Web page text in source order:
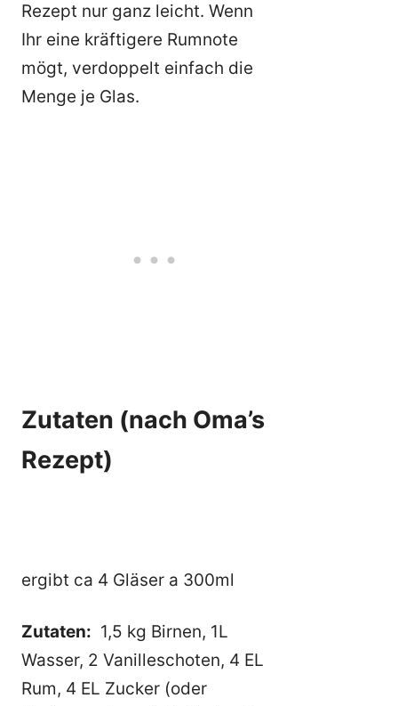
Rezept nur ganz leicht. Wenn
Ihr eine kräftigere Rumnote
mögt, verdoppelt einfach die
Menge je Glas.
Zutaten (nach Oma’s
Rezept)
ergibt ca 4 Gläser a 300ml
Zutaten: 1,5 kg Birnen, 1L
Wasser, 2 Vanilleschoten, 4 EL
Rum, 4 EL Zucker (oder